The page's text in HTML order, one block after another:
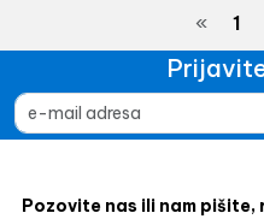
« 1
Pozovite nas ili nam